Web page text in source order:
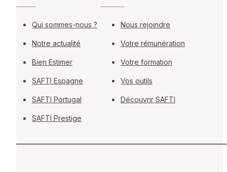
Qui sommes-nous ?
Notre actualité
Bien Estimer
SAFTI Espagne
SAFTI Portugal
SAFTI Prestige
Nous rejoindre
Votre rémunération
Votre formation
Vos outils
Découvrir SAFTI